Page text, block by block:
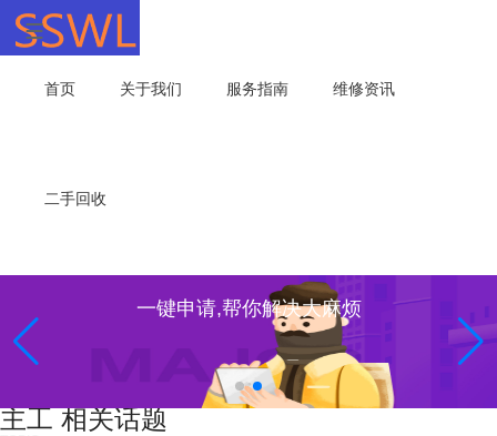
首页 关于我们 服务指南 维修资讯
二手回收
一键申请,帮你解决大麻烦
主工 相关话题